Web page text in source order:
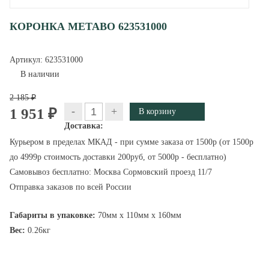
КОРОНКА METABO 623531000
Артикул: 623531000
В наличии
2 185 ₽
1 951 ₽ - +
Доставка:
Курьером в пределах МКАД - при сумме заказа от 1500р (от 1500р
до 4999р стоимость доставки 200руб, от 5000р - бесплатно)
Самовывоз бесплатно: Москва Сормовский проезд 11/7
Отправка заказов по всей России
Габариты в упаковке: 70мм x 110мм x 160мм
Вес: 0.26кг